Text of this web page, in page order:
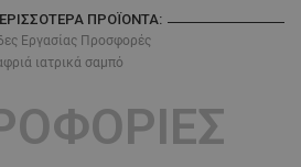
ΠΡΟΪΌΝΤΑ:
Εργασίας Προσφορές
ιατρικά σαμπό